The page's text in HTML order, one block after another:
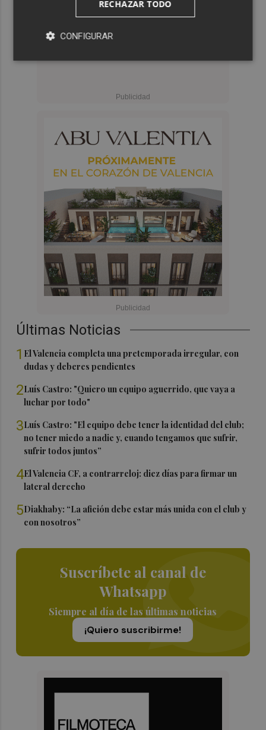
Últimas Noticias
1 El Valencia completa una pretemporada irregular, con
dudas y deberes pendientes
2Luís Castro: "Quiero un equipo aguerrido, que vaya a
luchar por todo"
3Luís Castro: "El equipo debe tener la identidad del club;
no tener miedo a nadie y, cuando tengamos que sufrir,
sufrir todos juntos”
4El Valencia CF, a contrarreloj: diez días para firmar un
lateral derecho
5Diakhaby: “La afición debe estar más unida con el club y
con nosotros”
Suscríbete al canal de
Whatsapp
Siempre al día de las últimas noticias
¡Quiero suscribirme!
RECHAZAR TODO
CONFIGURAR